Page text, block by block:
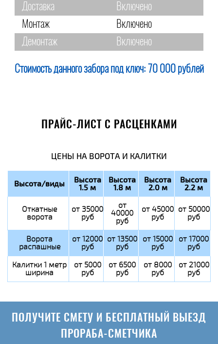
Доставка
Включено
Монтаж
Включено
Демонтаж
Включено
Стоимость данного забора под ключ: 70 000 рублей
ПРАЙС-ЛИСТ С РАСЦЕНКАМИ
ЦЕНЫ НА ВОРОТА И КАЛИТКИ
Высота/виды Высота
1.5 м
Высота
1.8 м
Высота
2.0 м
Высота
2.2 м
Откатные
ворота
от 35000
руб
от
40000
руб
от 45000
руб
от 50000
руб
Ворота
распашные
от 12000
руб
от 13500
руб
от 15000
руб
от 17000
руб
Калитки 1 метр
ширина
от 5000
руб
от 6500
руб
от 8000
руб
от 21000
руб
ПОЛУЧИТЕ СМЕТУ И БЕСПЛАТНЫЙ ВЫЕЗД
ПРОРАБА-СМЕТЧИКА